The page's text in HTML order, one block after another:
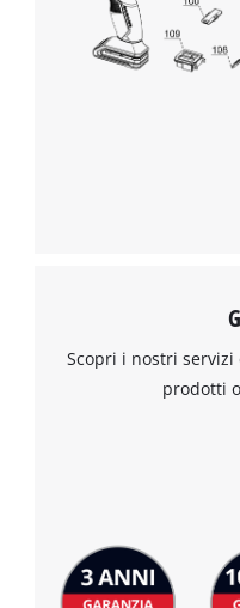
Scopri i nostri
prodotti